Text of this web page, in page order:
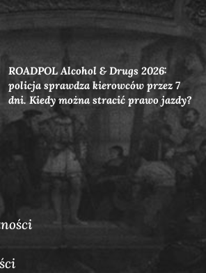
ROADPOL Alcohol & Drugs 2026:
policja sprawdza kierowców przez 7
dni. Kiedy można stracić prawo jazdy?